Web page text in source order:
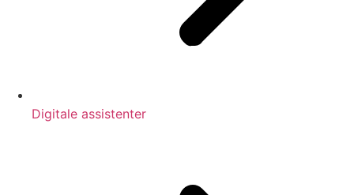
Digitale assistenter